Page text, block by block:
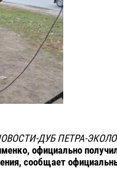
ДУБ ПЕТРА-
официально
сообщает